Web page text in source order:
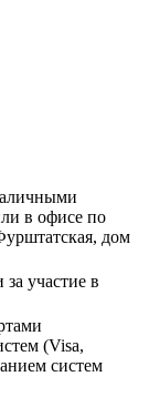
в офисе по
дом
участие в
(Visa,
систем